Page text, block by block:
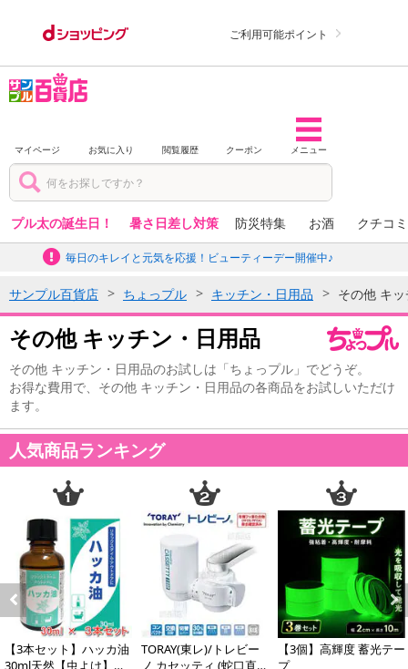
ご利用可能ポイント
マイページ お気に入り 閲覧履歴 クーポン メニュー
プル太の誕生日！ 暑さ日差し対策 防災特集 お酒 クチコ
毎日のキレイと元気を応援！ビューティーデー開催中♪
サンプル百貨店 ちょっプル キッチン・日用品 その他 キ
その他 キッチン・日用品
その他 キッチン・日用品のお試しは「ちょっプル」でどうぞ。
お得な費用で、その他 キッチン・日用品の各商品をお試しいただけ
ます。
人気商品ランキング
Previous
【3本セット】ハッカ油
30ml天然【虫よけ】
TORAY(東レ)/トレビー
ノ カセッティ (蛇口直結
【3個】高輝度 蓄光テー
プ
Next